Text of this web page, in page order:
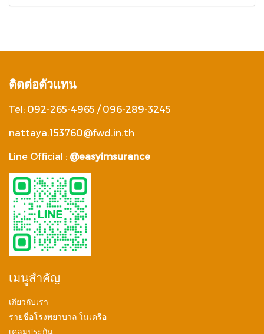
ติดต่อตัวแทน
Tel: 092-265-4965 / 096-289-3245
nattaya.153760@fwd.in.th
Line Official : @easyimsurance
เมนูสำคัญ
เกียวกับเรา
รายชื่อโรงพยาบาล ในเครือ
เคลมประกัน